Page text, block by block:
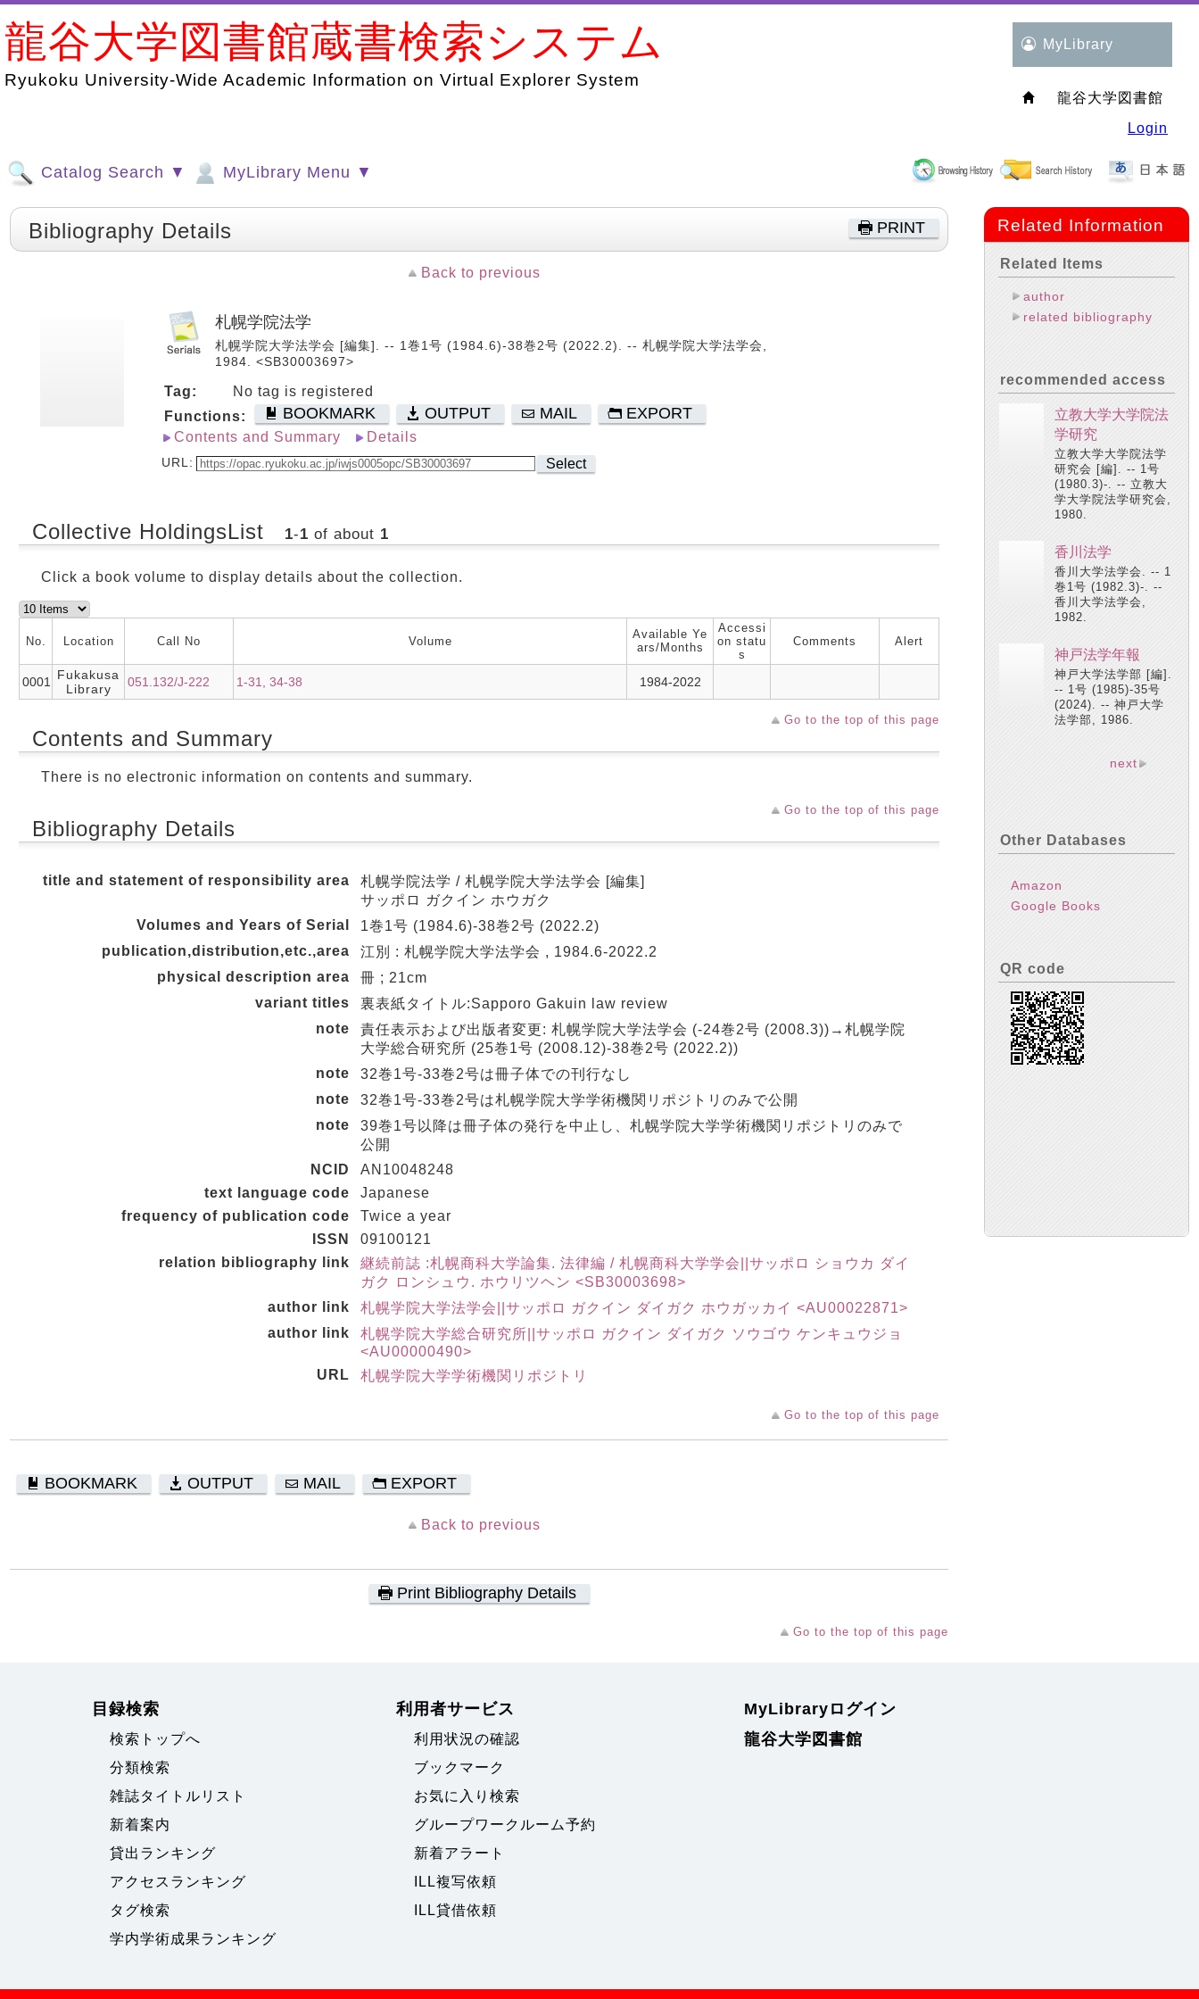
龍谷大学図書館蔵書検索システム
Ryukoku University-Wide Academic Information on Virtual Explorer System
MyLibrary
龍谷大学図書館
Login
Catalog Search ▼ MyLibrary Menu ▼
PRINT
Bibliography Details
Back to previous
札幌学院法学
札幌学院大学法学会 [編集]. -- 1巻1号 (1984.6)-38巻2号 (2022.2). -- 札幌学院大学法学会,
1984. <SB30003697>
Tag:
No tag is registered
Functions:
BOOKMARK OUTPUT MAIL EXPORT
Contents and Summary Details
URL: Select
Collective HoldingsList 1-1 of about 1
Click a book volume to display details about the collection.
No. Location Call No Volume
Available Ye
ars/Months
Accessi
on statu
s
Comments Alert
0001
Fukakusa
Library
051.132/J-222 1-31, 34-38 1984-2022
Go to the top of this page
Contents and Summary
There is no electronic information on contents and summary.
Go to the top of this page
Bibliography Details
title and statement of responsibility area
札幌学院法学 / 札幌学院大学法学会 [編集]
サッポロ ガクイン ホウガク
Volumes and Years of Serial
1巻1号 (1984.6)-38巻2号 (2022.2)
publication,distribution,etc.,area
江別 : 札幌学院大学法学会 , 1984.6-2022.2
physical description area
冊 ; 21cm
variant titles
裏表紙タイトル:Sapporo Gakuin law review
note
責任表示および出版者変更: 札幌学院大学法学会 (-24巻2号 (2008.3))→札幌学院
大学総合研究所 (25巻1号 (2008.12)-38巻2号 (2022.2))
note
32巻1号-33巻2号は冊子体での刊行なし
note
32巻1号-33巻2号は札幌学院大学学術機関リポジトリのみで公開
note
39巻1号以降は冊子体の発行を中止し、札幌学院大学学術機関リポジトリのみで
公開
NCID
AN10048248
text language code
Japanese
frequency of publication code
Twice a year
ISSN
09100121
relation bibliography link
継続前誌 :札幌商科大学論集. 法律編 / 札幌商科大学学会||サッポロ ショウカ ダイ
ガク ロンシュウ. ホウリツヘン <SB30003698>
author link
札幌学院大学法学会||サッポロ ガクイン ダイガク ホウガッカイ <AU00022871>
author link
札幌学院大学総合研究所||サッポロ ガクイン ダイガク ソウゴウ ケンキュウジョ
<AU00000490>
URL
札幌学院大学学術機関リポジトリ
Go to the top of this page
BOOKMARK OUTPUT MAIL EXPORT
Back to previous
Print Bibliography Details
Go to the top of this page
Related Information
Related Items
author
related bibliography
recommended access
立教大学大学院法
学研究
立教大学大学院法学
研究会 [編]. -- 1号
(1980.3)-. -- 立教大
学大学院法学研究会,
1980.
香川法学
香川大学法学会. -- 1
巻1号 (1982.3)-. --
香川大学法学会,
1982.
神戸法学年報
神戸大学法学部 [編].
-- 1号 (1985)-35号
(2024). -- 神戸大学
法学部, 1986.
next
Other Databases
Amazon
Google Books
QR code
目録検索
検索トップへ
分類検索
雑誌タイトルリスト
新着案内
貸出ランキング
アクセスランキング
タグ検索
学内学術成果ランキング
利用者サービス
利用状況の確認
ブックマーク
お気に入り検索
グループワークルーム予約
新着アラート
ILL複写依頼
ILL貸借依頼
MyLibraryログイン
龍谷大学図書館